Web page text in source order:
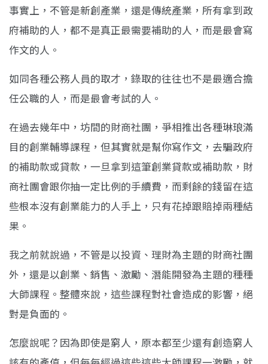
事實上，不管是新創產業，還是傳統產業，所有拿到政
府補助的人，都不是真正最需要補助的人，而是最會寫
作文的人。
如同各種公務人員的取才，錄取的往往也不是最適合擔
任公職的人，而是最會考試的人。
在過去幾年中，坊間的財商社團，爭相推出各種琳琅滿
目的創業輔導課程，但其實就是幫你寫作文，去騙政府
的補助款或貸款，一旦拿到這筆創業貸款或補助款，財
商社團會跟你抽一定比例的手續費，而剩餘的錢留在這
些根本沒有創業能力的人手上，只有花掉跟賠掉兩種結
果。
我之前就說過，不管是以投資、理財為主題的財商社團
外，還是以創業、銷售、激勵、潛能開發為主題的種種
大師課程。整體來說，這些課程對社會造成的影響，絕
對是負面的。
怎麼說呢？因為即使是窮人，原本都至少還有創造窮人